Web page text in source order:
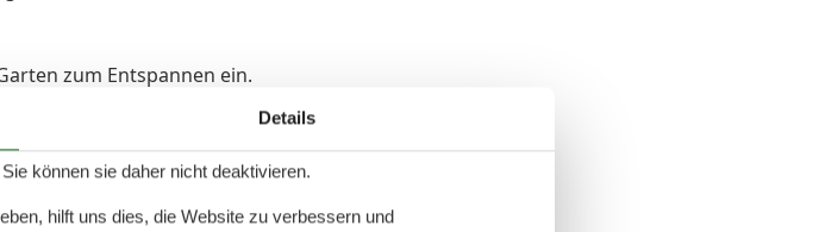
zum Entspannen ein.
unter freiem
Gebäude, erhöht den
einem malerischen See
Details
können sie daher nicht deaktivieren.
hilft uns dies, die Website zu verbessern und